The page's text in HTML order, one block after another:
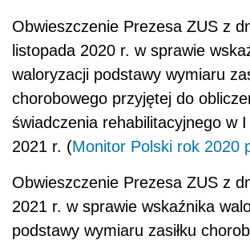
Obwieszczenie Prezesa ZUS z
listopada 2020 r. w sprawie
waloryzacji podstawy wymiaru
chorobowego przyjętej do
świadczenia rehabilitacyjnego w
2021 r. (Monitor Polski rok 2020
Obwieszczenie Prezesa ZUS z
2021 r. w sprawie wskaźnika
podstawy wymiaru zasiłku